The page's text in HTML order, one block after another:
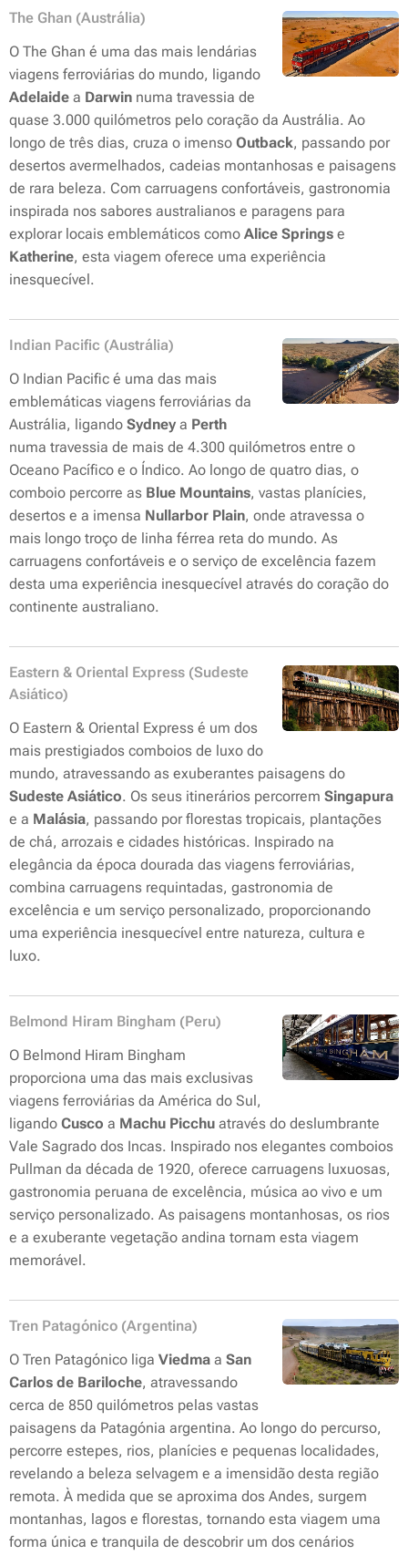
The Ghan (Austrália)
O The Ghan é uma das mais lendárias
viagens ferroviárias do mundo, ligando
Adelaide a Darwin numa travessia de
quase 3.000 quilómetros pelo coração da Austrália. Ao
longo de três dias, cruza o imenso Outback, passando por
desertos avermelhados, cadeias montanhosas e paisagens
de rara beleza. Com carruagens confortáveis, gastronomia
inspirada nos sabores australianos e paragens para
explorar locais emblemáticos como Alice Springs e
Katherine, esta viagem oferece uma experiência
inesquecível.
Indian Pacific (Austrália)
O Indian Pacific é uma das mais
emblemáticas viagens ferroviárias da
Austrália, ligando Sydney a Perth
numa travessia de mais de 4.300 quilómetros entre o
Oceano Pacífico e o Índico. Ao longo de quatro dias, o
comboio percorre as Blue Mountains, vastas planícies,
desertos e a imensa Nullarbor Plain, onde atravessa o
mais longo troço de linha férrea reta do mundo. As
carruagens confortáveis e o serviço de excelência fazem
desta uma experiência inesquecível através do coração do
continente australiano.
Eastern & Oriental Express (Sudeste
Asiático)
O Eastern & Oriental Express é um dos
mais prestigiados comboios de luxo do
mundo, atravessando as exuberantes paisagens do
Sudeste Asiático. Os seus itinerários percorrem Singapura
e a Malásia, passando por florestas tropicais, plantações
de chá, arrozais e cidades históricas. Inspirado na
elegância da época dourada das viagens ferroviárias,
combina carruagens requintadas, gastronomia de
excelência e um serviço personalizado, proporcionando
uma experiência inesquecível entre natureza, cultura e
luxo.
Belmond Hiram Bingham (Peru)
O Belmond Hiram Bingham
proporciona uma das mais exclusivas
viagens ferroviárias da América do Sul,
ligando Cusco a Machu Picchu através do deslumbrante
Vale Sagrado dos Incas. Inspirado nos elegantes comboios
Pullman da década de 1920, oferece carruagens luxuosas,
gastronomia peruana de excelência, música ao vivo e um
serviço personalizado. As paisagens montanhosas, os rios
e a exuberante vegetação andina tornam esta viagem
memorável.
Tren Patagónico (Argentina)
O Tren Patagónico liga Viedma a San
Carlos de Bariloche, atravessando
cerca de 850 quilómetros pelas vastas
paisagens da Patagónia argentina. Ao longo do percurso,
percorre estepes, rios, planícies e pequenas localidades,
revelando a beleza selvagem e a imensidão desta região
remota. À medida que se aproxima dos Andes, surgem
montanhas, lagos e florestas, tornando esta viagem uma
forma única e tranquila de descobrir um dos cenários